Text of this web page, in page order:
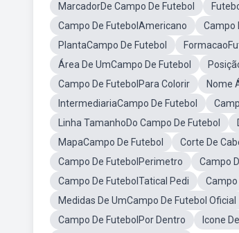
MarcadorDe Campo De Futebol
Campo De FutebolAmericano
Campo
PlantaCampo De Futebol
Área De UmCampo De Futebol
Campo De FutebolPara Colorir
Nome
IntermediariaCampo De Futebol
Linha TamanhoDo Campo De Futebol
MapaCampo De Futebol
Corte De
Campo De FutebolPerimetro
Campo
Campo De FutebolTatical Pedi
Medidas De UmCampo De Futebol Oficial
Campo De FutebolPor Dentro
Icone